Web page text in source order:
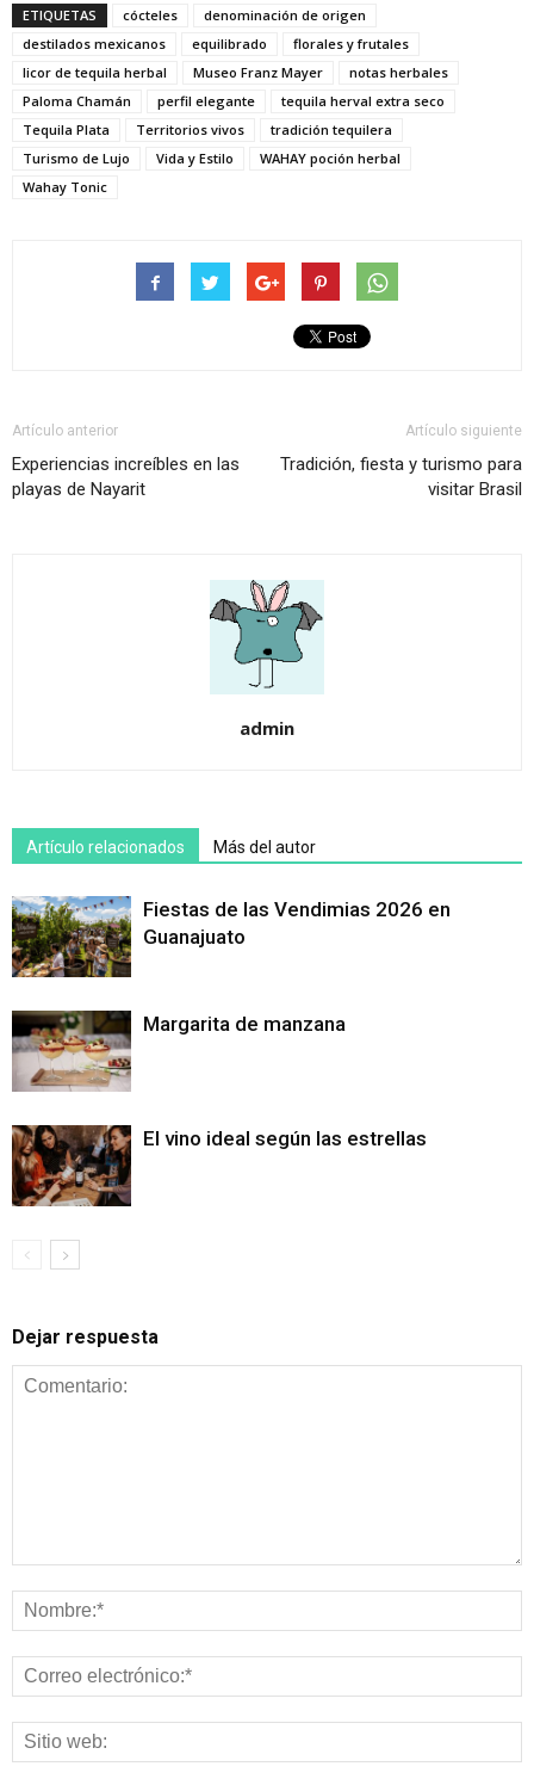
ETIQUETAS cócteles
denominación de origen
destilados mexicanos
equilibrado
florales y frutales
licor de tequila herbal
Museo Franz Mayer
notas herbales
Paloma Chamán
perfil elegante
tequila herval extra seco
Tequila Plata
Territorios vivos
tradición tequilera
Turismo de Lujo
Vida y Estilo
WAHAY poción herbal
Wahay Tonic
Artículo anterior
Experiencias increíbles en las
playas de Nayarit
Artículo siguiente
Tradición, fiesta y turismo para
visitar Brasil
admin
Artículo relacionados Más del autor
Fiestas de las Vendimias 2026 en
Guanajuato
Margarita de manzana
El vino ideal según las estrellas
Dejar respuesta